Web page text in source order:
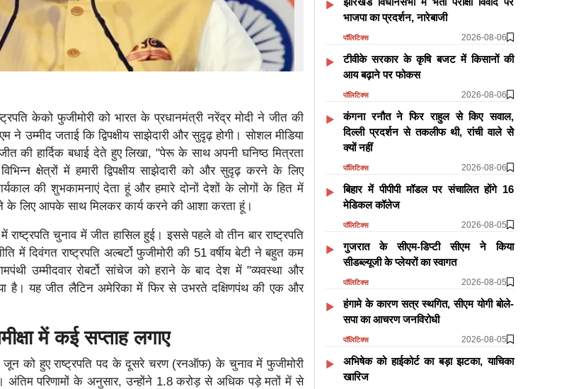
केको फुजीमोरी को भारत के प्रधानमंत्री नरेंद्र मोदी ने जीत की
उम्मीद जताई कि द्विपक्षीय साझेदारी और सुदृढ़ होगी। सोशल मीडिया
की हार्दिक बधाई देते हुए लिखा, "पेरू के साथ अपनी घनिष्ठ मित्रता
क्षेत्रों में हमारी द्विपक्षीय साझेदारी को और सुदृढ़ करने के लिए
की शुभकामनाएं देता हूं और हमारे दोनों देशों के लोगों के हित में
के लिए आपके साथ मिलकर कार्य करने की आशा करता हूं।
चुनाव में जीत हासिल हुई। इससे पहले वो तीन बार राष्ट्रपति
में दिवंगत राष्ट्रपति अल्बर्टो फुजीमोरी की 51 वर्षीय बेटी ने बहुत कम
उम्मीदवार रोबर्टो सांचेज को हराने के बाद देश में "व्यवस्था और
है। यह जीत लैटिन अमेरिका में फिर से उभरते दक्षिणपंथ की एक और
में कई सप्ताह लगाए
को हुए राष्ट्रपति पद के दूसरे चरण (रनऑफ) के चुनाव में फुजीमोरी
अंतिम परिणामों के अनुसार, उन्होंने 1.8 करोड़ से अधिक पड़े मतों में से
भाजपा का प्रदर्शन, नारेबाजी
पॉलिटिक्स 2026-08-06
टीवीके सरकार के कृषि बजट में किसानों की
आय बढ़ाने पर फोकस
पॉलिटिक्स 2026-08-06
कंगना रनौत ने फिर राहुल से किए सवाल,
दिल्ली प्रदर्शन से तकलीफ थी, रांची वाले सेे
क्यों नहीं
पॉलिटिक्स 2026-08-06
बिहार में पीपीपी मॉडल पर संचालित होंगे 16
मेडिकल कॉलेज
पॉलिटिक्स 2026-08-05
गुजरात के सीएम-डिप्टी सीएम ने किया
सीडब्ल्यूजी के प्लेयरों का स्वागत
पॉलिटिक्स 2026-08-05
हंगामे के कारण सत्र स्थगित, सीएम योगी बोले-
सपा का आचरण जनविरोधी
पॉलिटिक्स 2026-08-05
अभिषेक को हाईकोर्ट का बड़ा झटका, याचिका
खारिज